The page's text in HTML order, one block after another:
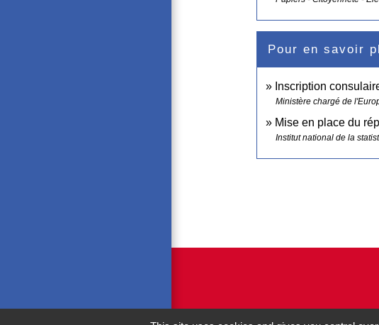
Pour en savoir
Inscription
Ministère chargé de
Mise en place du
Institut national de la